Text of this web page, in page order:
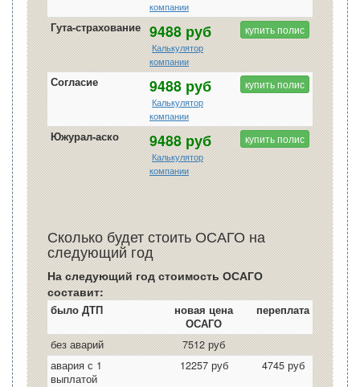
компании
Гута-страхование 9488 руб
Калькулятор
компании
купить полис
Согласие 9488 руб
Калькулятор
компании
купить полис
Южурал-аско 9488 руб
Калькулятор
компании
купить полис
Сколько будет стоить ОСАГО на
следующий год
На следующий год стоимость ОСАГО
составит:
было ДТП
новая цена
ОСАГО
переплата
без аварий
7512 руб
авария с 1
выплатой
12257 руб 4745 руб